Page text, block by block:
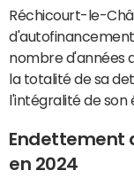
Réchicourt-le-
nombre d'années
la totalité de sa
l'intégralité de son
Endettement
en 2024